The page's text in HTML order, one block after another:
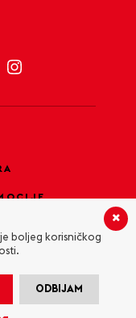
boljeg korisničkog
ODBIJAM